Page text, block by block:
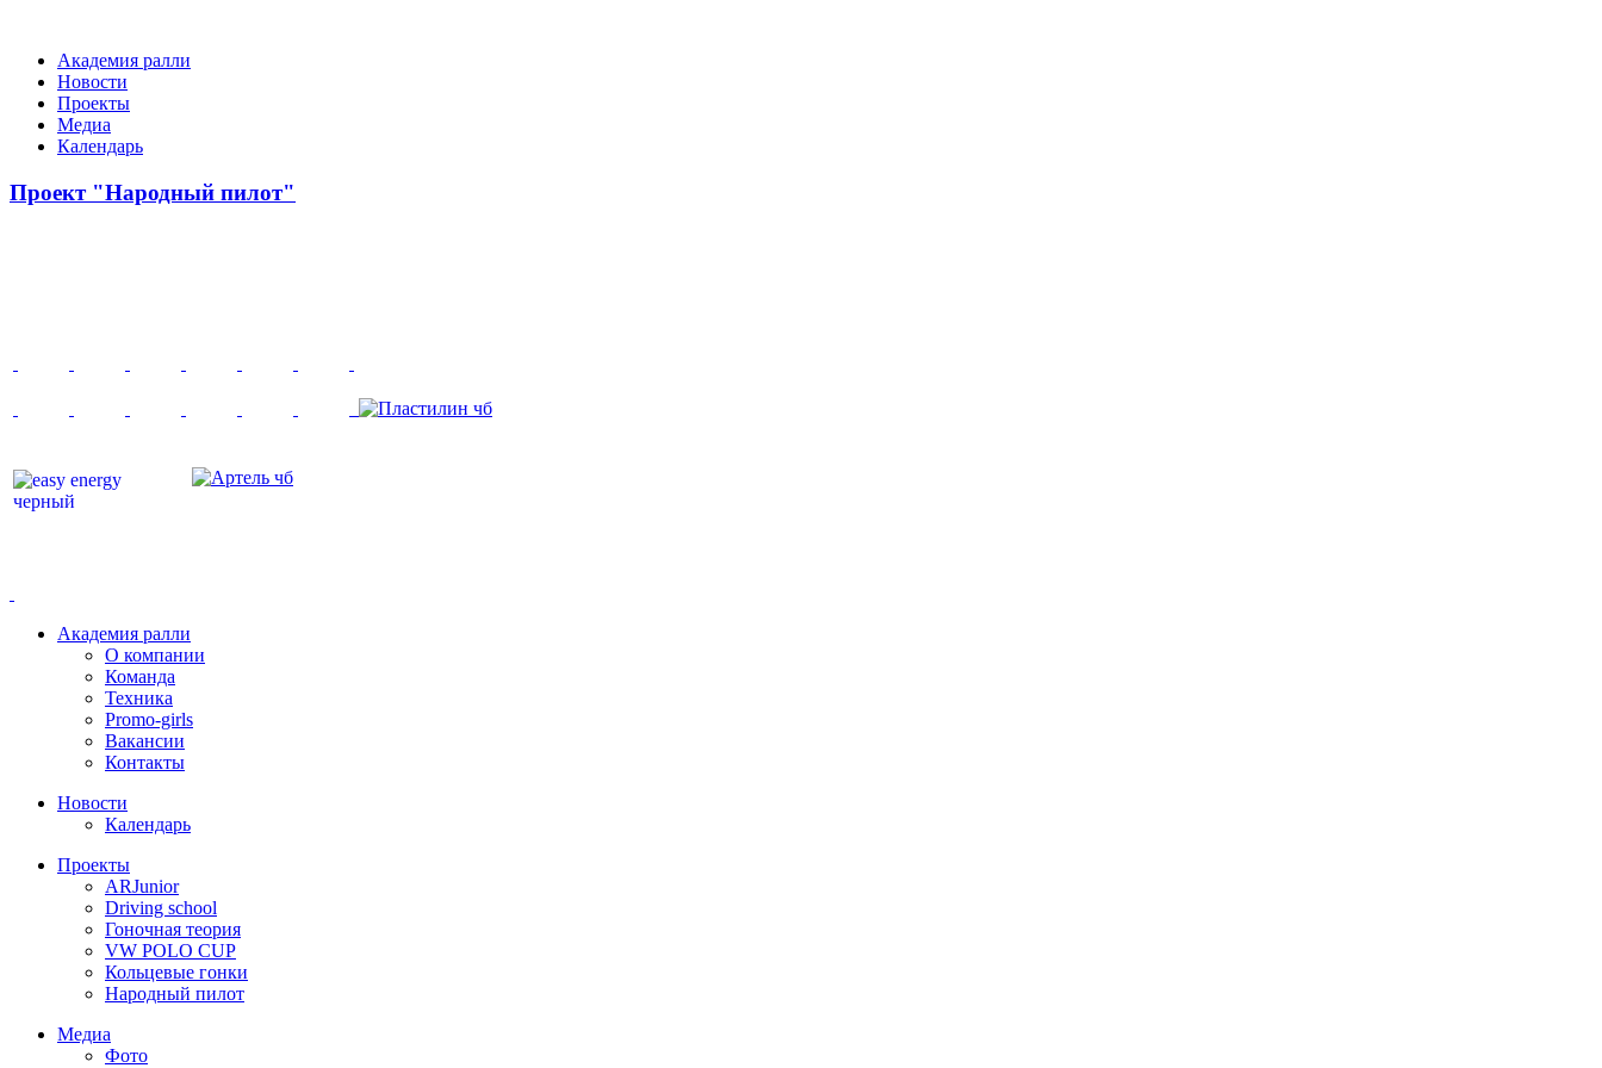
Академия ралли
Новости
Проекты
Медиа
Календарь
Проект "Народный пилот"
Академия ралли
О компании
Команда
Техника
Promo-girls
Вакансии
Контакты
Новости
Календарь
Проекты
ARJunior
Driving school
Гоночная теория
VW POLO CUP
Кольцевые гонки
Народный пилот
Медиа
Фото